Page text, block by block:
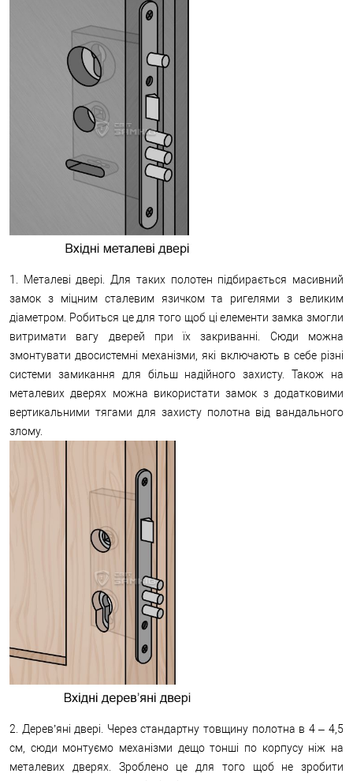
1. Металеві двері. Для таких полотен підбирається масивний
замок з міцним сталевим язичком та ригелями з великим
діаметром. Робиться це для того щоб ці елементи замка змогли
витримати вагу дверей при їх закриванні. Сюди можна
змонтувати двосистемні механізми, які включають в себе різні
системи замикання для більш надійного захисту. Також на
металевих дверях можна використати замок з додатковими
вертикальними тягами для захисту полотна від вандального
злому.
2. Дерев’яні двері. Через стандартну товщину полотна в 4 – 4,5
см, сюди монтуємо механізми дещо тонші по корпусу ніж на
металевих дверях. Зроблено це для того щоб не зробити